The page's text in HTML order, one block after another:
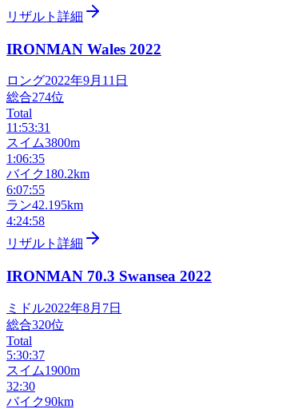
リザルト詳細
IRONMAN Wales 2022
ロング2022年9月11日
総合274位
Total
11:53:31
スイム3800m
1:06:35
バイク180.2km
6:07:55
ラン42.195km
4:24:58
リザルト詳細
IRONMAN 70.3 Swansea 2022
ミドル2022年8月7日
総合320位
Total
5:30:37
スイム1900m
32:30
バイク90km